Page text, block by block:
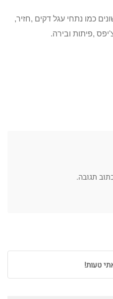
כמו נתחי עגל דקים ,חזיר,
,פיתות ובירה.
תגובה.
טעות!